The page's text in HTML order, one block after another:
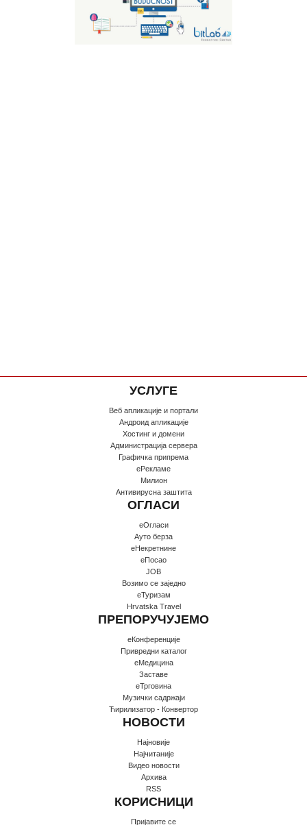
УСЛУГЕ
Веб апликације и портали
Андроид апликације
Хостинг и домени
Администрација сервера
Графичка припрема
еРекламе
Милион
Антивирусна заштита
ОГЛАСИ
еОгласи
Ауто берза
еНекретнине
еПосао
JOB
Возимо се заједно
еТуризам
Hrvatska Travel
ПРЕПОРУЧУЈЕМО
еКонференције
Привредни каталог
еМедицина
Заставе
еТрговина
Музички садржаји
Ћирилизатор - Конвертор
НОВОСТИ
Најновије
Најчитаније
Видео новости
Архива
RSS
КОРИСНИЦИ
Пријавите се